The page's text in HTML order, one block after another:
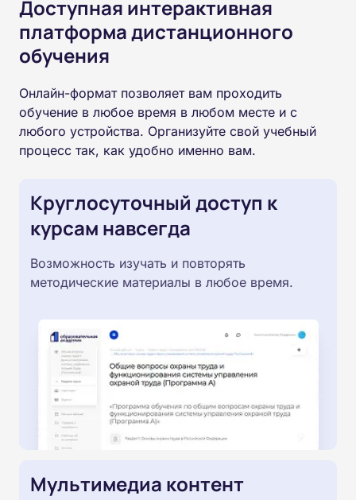
Доступная интерактивная
платформа дистанционного
обучения
Онлайн-формат позволяет вам проходить
обучение в любое время в любом месте и с
любого устройства. Организуйте свой учебный
процесс так, как удобно именно вам.
Круглосуточный доступ к
курсам навсегда
Возможность изучать и повторять
методические материалы в любое время.
Мультимедиа контент